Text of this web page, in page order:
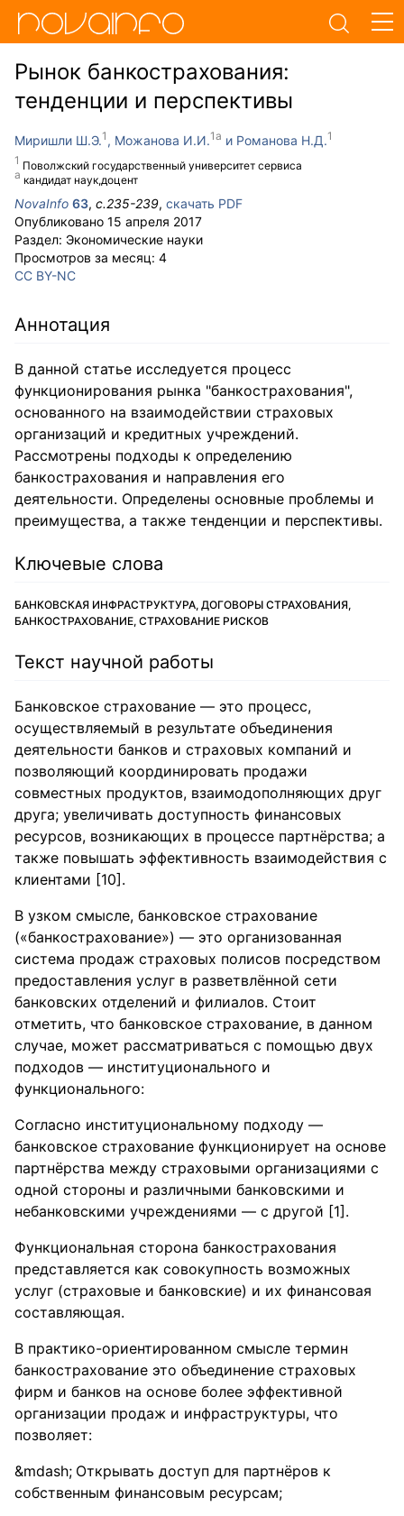
Рынок банкострахования:
тенденции и перспективы
Миришли Ш.Э.
Поволжский государственный университет сервиса
Можанова И.И.
кандидат наук,доцент
Романова Н.Д.
NovaInfo 63, с.235-239, скачать PDF
Опубликовано 15 апреля 2017
Раздел: Экономические науки
Просмотров за месяц: 4
CC BY-NC
Аннотация
В данной статье исследуется процесс
функционирования рынка "банкострахования",
основанного на взаимодействии страховых
организаций и кредитных учреждений.
Рассмотрены подходы к определению
банкострахования и направления его
деятельности. Определены основные проблемы и
преимущества, а также тенденции и перспективы.
Ключевые слова
БАНКОВСКАЯ ИНФРАСТРУКТУРА, ДОГОВОРЫ СТРАХОВАНИЯ,
БАНКОСТРАХОВАНИЕ, СТРАХОВАНИЕ РИСКОВ
Текст научной работы
Банковское страхование — это процесс,
осуществляемый в результате объединения
деятельности банков и страховых компаний и
позволяющий координировать продажи
совместных продуктов, взаимодополняющих друг
друга; увеличивать доступность финансовых
ресурсов, возникающих в процессе партнёрства; а
также повышать эффективность взаимодействия с
клиентами [10].
В узком смысле, банковское страхование
(«банкострахование») — это организованная
система продаж страховых полисов посредством
предоставления услуг в разветвлённой сети
банковских отделений и филиалов. Стоит
отметить, что банковское страхование, в данном
случае, может рассматриваться с помощью двух
подходов — институционального и
функционального:
Согласно институциональному подходу —
банковское страхование функционирует на основе
партнёрства между страховыми организациями с
одной стороны и различными банковскими и
небанковскими учреждениями — с другой [1].
Функциональная сторона банкострахования
представляется как совокупность возможных
услуг (страховые и банковские) и их финансовая
составляющая.
В практико-ориентированном смысле термин
банкострахование это объединение страховых
фирм и банков на основе более эффективной
организации продаж и инфраструктуры, что
позволяет:
Открывать доступ для партнёров к
собственным финансовым ресурсам;